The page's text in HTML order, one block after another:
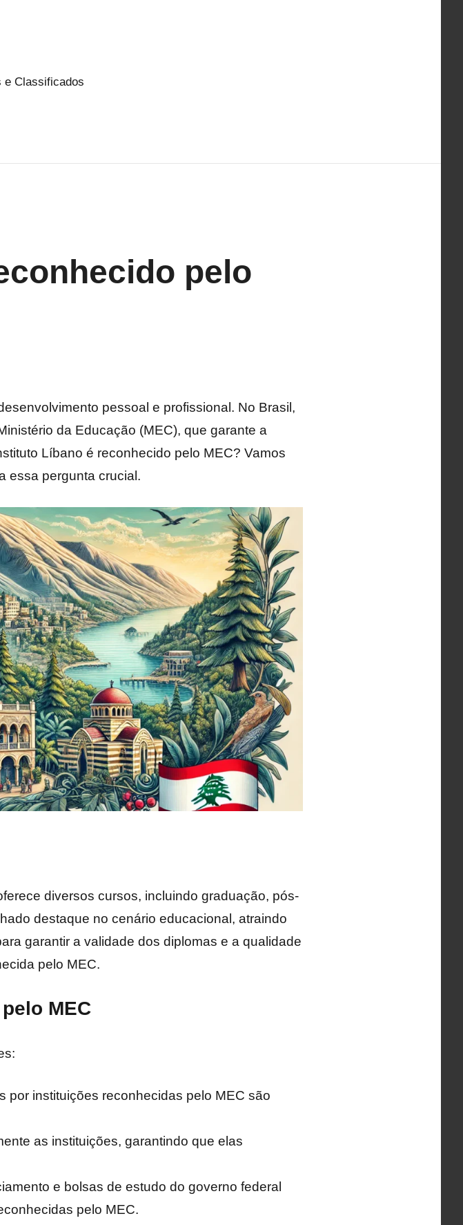
e Classificados
pelo
pessoal e profissional. No Brasil,
da Educação (MEC), que garante a
Líbano é reconhecido pelo MEC? Vamos
essa pergunta crucial.
diversos cursos, incluindo graduação, pós-
destaque no cenário educacional, atraindo
garantir a validade dos diplomas e a qualidade
pelo MEC.
MEC
por instituições reconhecidas pelo MEC são
as instituições, garantindo que elas
e bolsas de estudo do governo federal
pelo MEC.